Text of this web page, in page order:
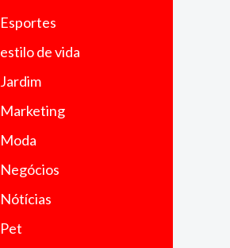
Esportes
estilo de vida
Jardim
Marketing
Moda
Negócios
Nótícias
Pet